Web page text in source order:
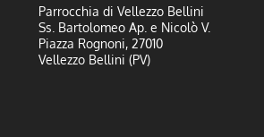
Parrocchia di Vellezzo Bellini
Ss. Bartolomeo Ap. e Nicolò V.
Piazza Rognoni, 27010
Vellezzo Bellini (PV)